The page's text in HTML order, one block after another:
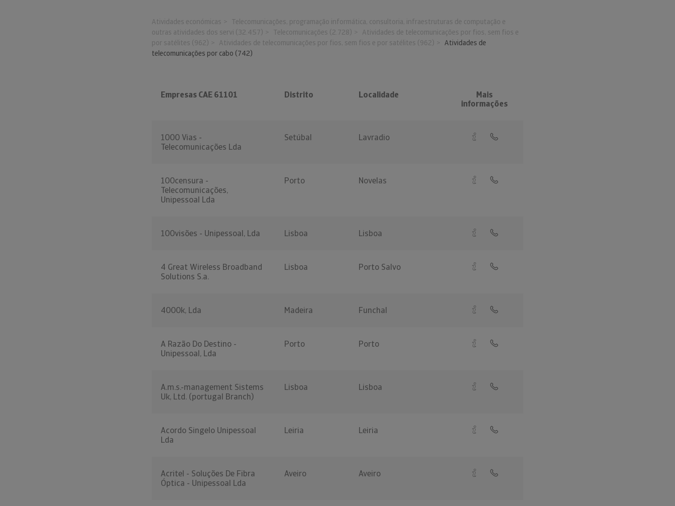
Atividades económicas
Telecomunicações, programação informática, consultoria, infraestruturas de computação e
outras atividades dos servi (32.457)
Telecomunicações (2.728)
Atividades de telecomunicações por fios, sem fios e
por satélites (962)
Atividades de telecomunicações por fios, sem fios e por satélites (962)
Atividades de
telecomunicações por cabo (742)
Empresas CAE 61101 Distrito Localidade
Mais
informações
1000 Vias -
Telecomunicações Lda
Setúbal Lavradio
100censura -
Telecomunicações,
Unipessoal Lda
Porto Novelas
100visões - Unipessoal, Lda Lisboa Lisboa
4 Great Wireless Broadband
Solutions S.a.
Lisboa Porto Salvo
4000k, Lda Madeira Funchal
A Razão Do Destino -
Unipessoal, Lda
Porto Porto
A.m.s.-management Sistems
Uk, Ltd. (portugal Branch)
Lisboa Lisboa
Acordo Singelo Unipessoal
Lda
Leiria Leiria
Acritel - Soluções De Fibra
Óptica - Unipessoal Lda
Aveiro Aveiro